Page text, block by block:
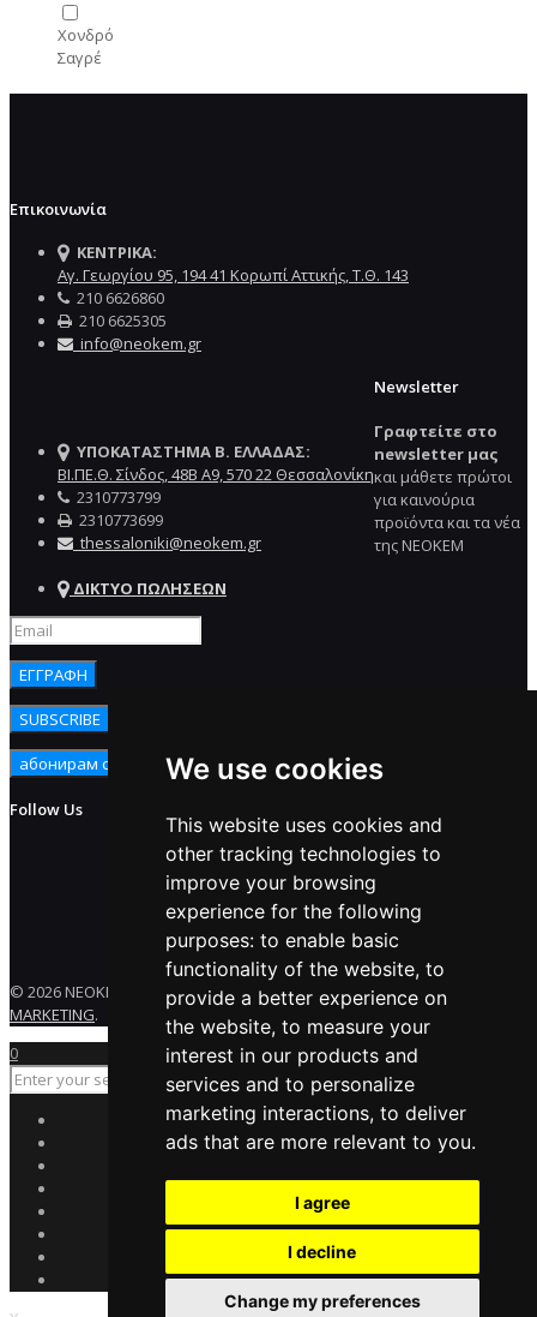
We use cookies
This website uses cookies and
other tracking technologies to
improve your browsing
experience for the following
purposes: to enable basic
functionality of the website, to
provide a better experience on
the website, to measure your
interest in our products and
services and to personalize
marketing interactions, to deliver
ads that are more relevant to you.
I agree
I decline
Change my preferences
Χονδρό
Σαγρέ
Επικοινωνία
ΚΕΝΤΡΙΚΑ:
Αγ. Γεωργίου 95, 194 41 Κορωπί Αττικής, Τ.Θ. 143
210 6626860
210 6625305
info@neokem.gr
ΥΠΟΚΑΤΑΣΤΗΜΑ Β. ΕΛΛΑΔΑΣ:
ΒΙ.ΠΕ.Θ. Σίνδος, 48Β Α9, 570 22 Θεσσαλονίκη
2310773799
2310773699
thessaloniki@neokem.gr
ΔΙΚΤΥΟ ΠΩΛΗΣΕΩΝ
Newsletter
Γραφτείτε στο
newsletter μας
και μάθετε πρώτοι
για καινούρια
προϊόντα και τα νέα
της NEOKEM
Follow Us
© 2026 NEOKEM. All rights reserved. Developed byENERGY
MARKETING.
0